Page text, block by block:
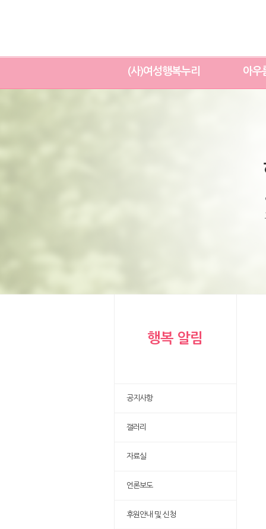
(사)여성행복누리 아우
행복 알림
공지사항
갤러리
자료실
언론보도
후원안내 및 신청